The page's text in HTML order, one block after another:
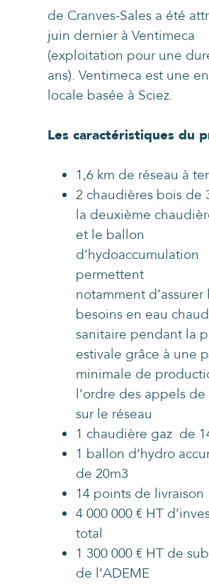
de Cranves-Sales a été
juin dernier à Ventimeca
(exploitation pour une
ans). Ventimeca est une
locale basée à Sciez.
Les caractéristiques du
1,6 km de réseau à
2 chaudières bois de
la deuxième
et le ballon
d’hydoaccumulation
permettent
notamment d’assurer
besoins en eau
sanitaire pendant la
estivale grâce à une
minimale de
l’ordre des appels
sur le réseau
1 chaudière gaz de
1 ballon d’hydro
de 20m3
14 points de livraison
4 000 000 € HT
total
1 300 000 € HT de
de l’ADEME